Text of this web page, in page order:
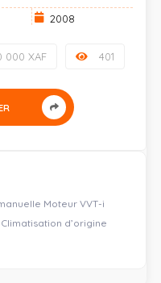
2008
401
000 XAF
Moteur VVT-i
d’origine